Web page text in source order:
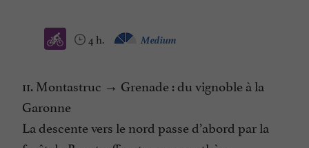
4 h. Medium
11. Montastruc → Grenade : du vignoble à la
Garonne
La descente vers le nord passe d’abord par la